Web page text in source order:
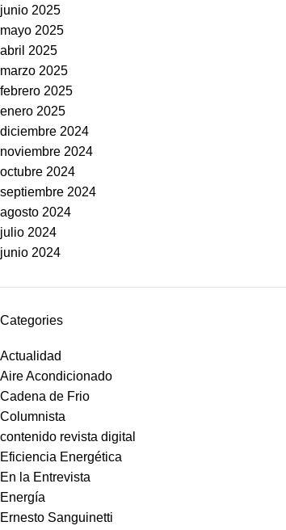
junio 2025
mayo 2025
abril 2025
marzo 2025
febrero 2025
enero 2025
diciembre 2024
noviembre 2024
octubre 2024
septiembre 2024
agosto 2024
julio 2024
junio 2024
Categories
Actualidad
Aire Acondicionado
Cadena de Frio
Columnista
contenido revista digital
Eficiencia Energética
En la Entrevista
Energía
Ernesto Sanguinetti